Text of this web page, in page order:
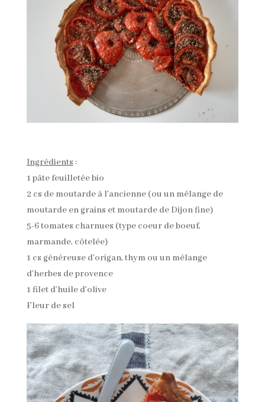
Ingrédients :
1 pâte feuilletée bio
2 cs de moutarde à l’ancienne (ou un mélange de
moutarde en grains et moutarde de Dijon fine)
5-6 tomates charnues (type coeur de boeuf,
marmande, côtelée)
1 cs généreuse d’origan, thym ou un mélange
d’herbes de provence
1 filet d’huile d’olive
Fleur de sel